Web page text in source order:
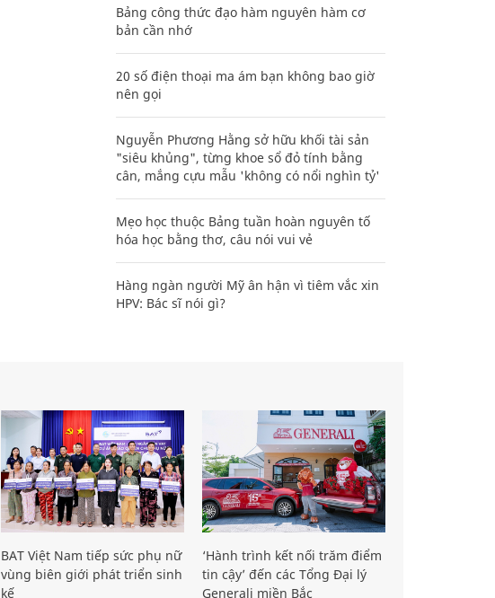
Bảng công thức đạo hàm nguyên hàm cơ
bản cần nhớ
20 số điện thoại ma ám bạn không bao giờ
nên gọi
Nguyễn Phương Hằng sở hữu khối tài sản
"siêu khủng", từng khoe sổ đỏ tính bằng
cân, mắng cựu mẫu 'không có nổi nghìn tỷ'
Mẹo học thuộc Bảng tuần hoàn nguyên tố
hóa học bằng thơ, câu nói vui vẻ
Hàng ngàn người Mỹ ân hận vì tiêm vắc xin
HPV: Bác sĩ nói gì?
BAT Việt Nam tiếp sức phụ nữ
vùng biên giới phát triển sinh
kế
‘Hành trình kết nối trăm điểm
tin cậy’ đến các Tổng Đại lý
Generali miền Bắc